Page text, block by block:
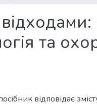
та
відповідає